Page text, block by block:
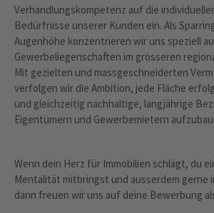
Verhandlungskompetenz auf die
Bedürfnisse unserer Kunden ein. Als
Augenhöhe konzentrieren wir uns speziell
Gewerbeliegenschaften im grösseren
Mit gezielten und massgeschneiderten
verfolgen wir die Ambition, jede Fläche
und gleichzeitig nachhaltige, langjährige
Eigentümern und Gewerbemietern
Wenn dein Herz für Immobilien schlägt, du
Mentalität mitbringst und ausserdem gerne
dann freuen wir uns auf deine Bewerbung